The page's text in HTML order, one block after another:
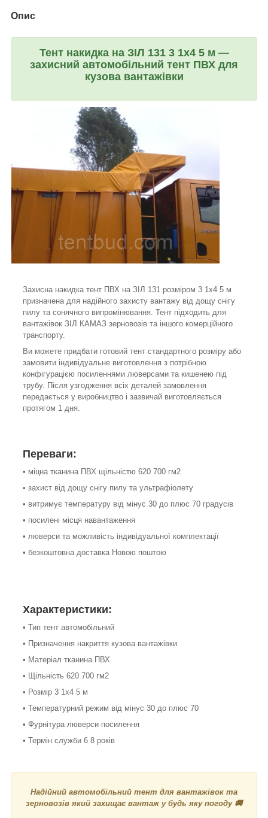
Опис
Тент накидка на ЗІЛ 131 3 1х4 5 м —
захисний автомобільний тент ПВХ для
кузова вантажівки
Захисна накидка тент ПВХ на ЗІЛ 131 розміром 3 1х4 5 м
призначена для надійного захисту вантажу від дощу снігу
пилу та сонячного випромінювання. Тент підходить для
вантажівок ЗІЛ КАМАЗ зерновозів та іншого комерційного
транспорту.
Ви можете придбати готовий тент стандартного розміру або
замовити індивідуальне виготовлення з потрібною
конфігурацією посиленнями люверсами та кишенею під
трубу. Після узгодження всіх деталей замовлення
передається у виробництво і зазвичай виготовляється
протягом 1 дня.
Переваги:
• міцна тканина ПВХ щільністю 620 700 гм2
• захист від дощу снігу пилу та ультрафіолету
• витримує температуру від мінус 30 до плюс 70 градусів
• посилені місця навантаження
• люверси та можливість індивідуальної комплектації
• безкоштовна доставка Новою поштою
Характеристики:
• Тип тент автомобільний
• Призначення накриття кузова вантажівки
• Матеріал тканина ПВХ
• Щільність 620 700 гм2
• Розмір 3 1х4 5 м
• Температурний режим від мінус 30 до плюс 70
• Фурнітура люверси посилення
• Термін служби 6 8 років
Надійний автомобільний тент для вантажівок та
зерновозів який захищає вантаж у будь яку погоду 🚚